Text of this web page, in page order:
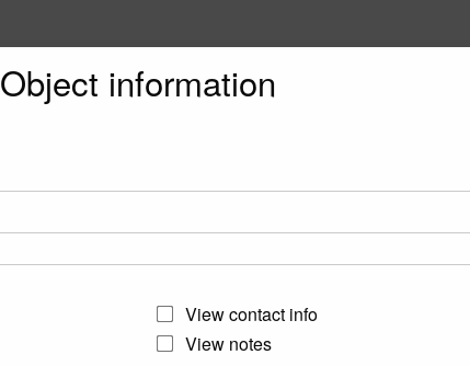
Object information
View contact info
View notes